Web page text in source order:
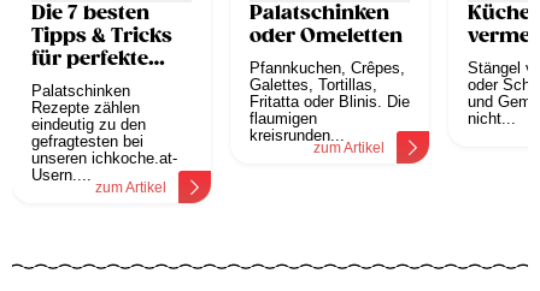
Die 7 besten
Tipps & Tricks
für perfekte
Palatschinken
Palatschinken
Rezepte zählen
eindeutig zu den
gefragtesten bei
unseren ichkoche.at-
Usern....
zum Artikel
Palatschinken
oder Omeletten
Pfannkuchen, Crêpes,
Galettes, Tortillas,
Fritatta oder Blinis. Die
flaumigen
kreisrunden...
zum Artikel
Stängel
oder
und
nicht...